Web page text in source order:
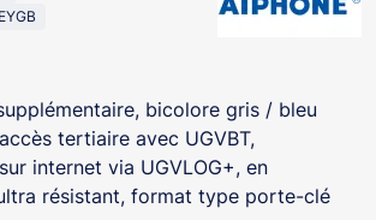
bicolore gris / bleu
tertiaire avec UGVBT,
internet via UGVLOG+, en
résistant, format type porte-clé